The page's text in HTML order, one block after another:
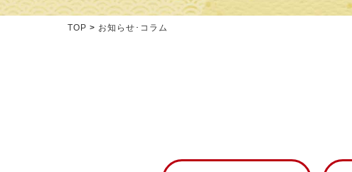
TOP お知らせ･コラム